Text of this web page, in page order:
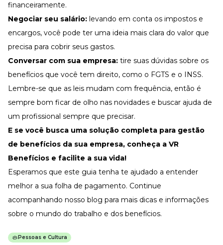
financeiramente.
Negociar seu salário: levando em conta os impostos e
encargos, você pode ter uma ideia mais clara do valor que
precisa para cobrir seus gastos.
Conversar com sua empresa: tire suas dúvidas sobre os
benefícios que você tem direito, como o FGTS e o INSS.
Lembre-se que as leis mudam com frequência, então é
sempre bom ficar de olho nas novidades e buscar ajuda de
um profissional sempre que precisar.
E se você busca uma solução completa para gestão
de benefícios da sua empresa, conheça a VR
Benefícios e facilite a sua vida!
Esperamos que este guia tenha te ajudado a entender
melhor a sua folha de pagamento. Continue
acompanhando nosso blog para mais dicas e informações
sobre o mundo do trabalho e dos benefícios.
Pessoas e Cultura